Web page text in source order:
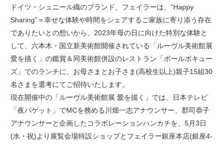
ドイツ・シュニール織のブランド、フェイラーは、“Happy
Sharing”＝幸せな体験や時間をシェアするご家族に寄り添う存在
でありたいとの想いから、2023年母の日に向けた特別な体験と
して、六本木・国立新美術館開催されている「ルーヴル美術館展
愛を描く」の鑑賞＆同美術館併設のレストラン「ポールボキュー
ズ」でのランチに、お母さまとお子さま(高校生以上)親子15組30
名さまを選考にてご招待いたします。
現在開催中の「ルーヴル美術館展 愛を描く」では、日本テレビ
「夜バゲット」でMCを務める川畑一志アナウンサー、郡司恭子
アナウンサーと企画したコラボレーションハンカチを、5月3日
(水・祝)より展覧会場特設ショップとフェイラー銀座本店(銀座4-